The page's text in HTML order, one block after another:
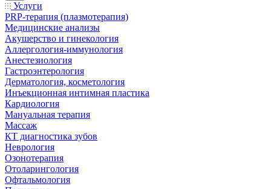
Услуги
PRP-терапия (плазмотерапия)
Медицинские анализы
Акушерство и гинекология
Аллергология-иммунология
Анестезиология
Гастроэнтерология
Дерматология, косметология
Инъекционная интимная пластика
Кардиология
Мануальная терапия
Массаж
КТ диагностика зубов
Неврология
Озонотерапия
Отоларингология
Офтальмология